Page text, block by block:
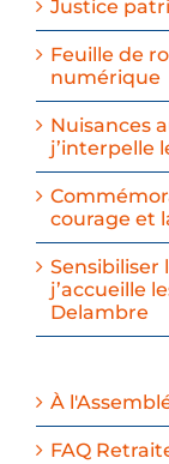
Justice
Feuille de
numérique
Nuisances
j’interpelle
courage et
Sensibiliser
j’accueille
Delambre
À
FAQ